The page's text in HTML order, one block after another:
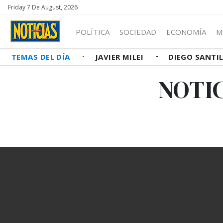
Friday 7 De August, 2026
POLÍTICA SOCIEDAD ECONOMÍA
TEMAS DEL DÍA JAVIER MILEI DIEGO